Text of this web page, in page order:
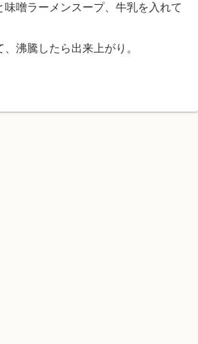
味噌ラーメンスープ、牛乳を入れて
沸騰したら出来上がり。